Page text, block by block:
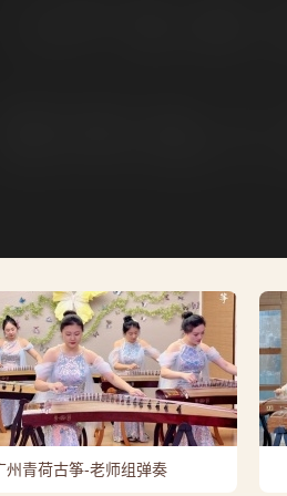
州青荷古筝-老师组弹奏